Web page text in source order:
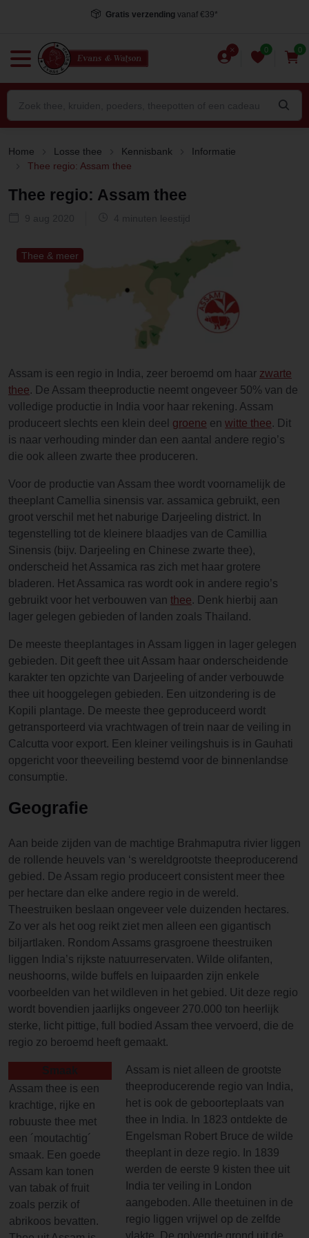
Gratis verzending vanaf €39*
0 0
Home Losse thee Kennisbank
Informatie
Thee regio: Assam thee
Thee regio: Assam thee
Thee & meer
Assam is een regio in India, zeer beroemd om haar zwarte
thee. De Assam theeproductie neemt ongeveer 50% van de
volledige productie in India voor haar rekening. Assam
produceert slechts een klein deel groene en witte thee. Dit
is naar verhouding minder dan een aantal andere regio’s
die ook alleen zwarte thee produceren.
Voor de productie van Assam thee wordt voornamelijk de
theeplant Camellia sinensis var. assamica gebruikt, een
groot verschil met het naburige Darjeeling district. In
tegenstelling tot de kleinere blaadjes van de Camillia
Sinensis (bijv. Darjeeling en Chinese zwarte thee),
onderscheid het Assamica ras zich met haar grotere
bladeren. Het Assamica ras wordt ook in andere regio’s
gebruikt voor het verbouwen van thee. Denk hierbij aan
lager gelegen gebieden of landen zoals Thailand.
De meeste theeplantages in Assam liggen in lager gelegen
gebieden. Dit geeft thee uit Assam haar onderscheidende
karakter ten opzichte van Darjeeling of ander verbouwde
thee uit hooggelegen gebieden. Een uitzondering is de
Kopili plantage. De meeste thee geproduceerd wordt
getransporteerd via vrachtwagen of trein naar de veiling in
Calcutta voor export. Een kleiner veilingshuis is in Gauhati
opgericht voor theeveiling bestemd voor de binnenlandse
consumptie.
Geografie
Aan beide zijden van de machtige Brahmaputra rivier liggen
de rollende heuvels van ‘s wereldgrootste theeproducerend
gebied. De Assam regio produceert consistent meer thee
per hectare dan elke andere regio in de wereld.
Theestruiken beslaan ongeveer vele duizenden hectares.
Zo ver als het oog reikt ziet men alleen een gigantisch
biljartlaken. Rondom Assams grasgroene theestruiken
liggen India’s rijkste natuurreservaten. Wilde olifanten,
neushoorns, wilde buffels en luipaarden zijn enkele
voorbeelden van het wildleven in het gebied. Uit deze regio
wordt bovendien jaarlijks ongeveer 270.000 ton heerlijk
sterke, licht pittige, full bodied Assam thee vervoerd, die de
regio zo beroemd heeft gemaakt.
Smaak
Assam thee is een
krachtige, rijke en
robuuste thee met
een ´moutachtig´
smaak. Een goede
Assam kan tonen
van tabak of fruit
zoals perzik of
abrikoos bevatten.
Assam is niet alleen de grootste
theeproducerende regio van India,
het is ook de geboorteplaats van
thee in India. In 1823 ontdekte de
Engelsman Robert Bruce de wilde
theeplant in deze regio. In 1839
werden de eerste 9 kisten thee uit
India ter veiling in London
aangeboden. Alle theetuinen in de
regio liggen vrijwel op de zelfde
vlakte. De golvende grond uit de